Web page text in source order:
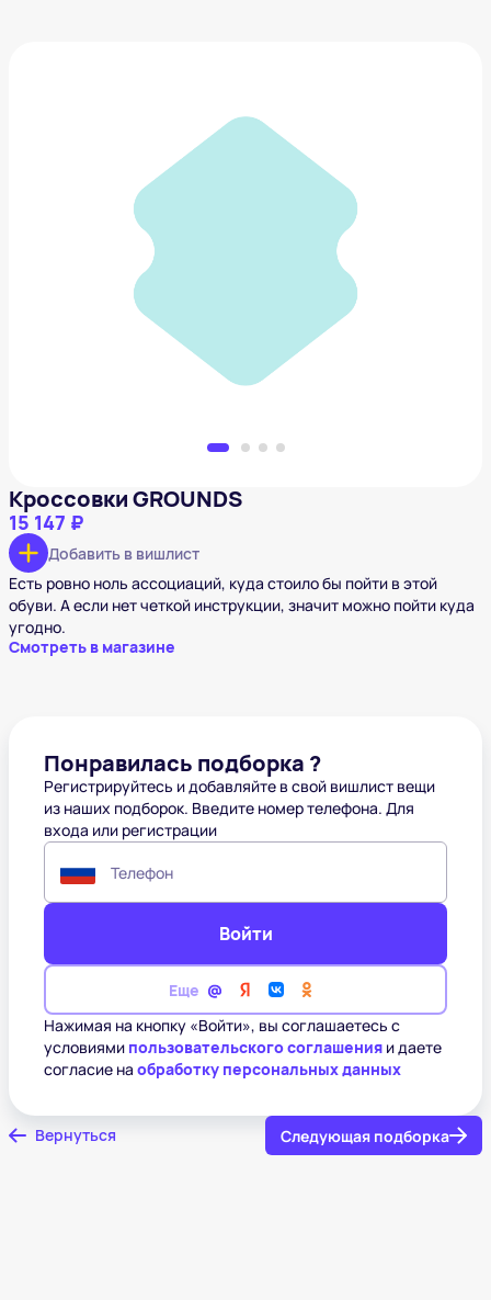
Кроссовки GROUNDS
15 147 ₽
Добавить в вишлист
Есть ровно ноль ассоциаций, куда стоило бы пойти в этой
обуви. А если нет четкой инструкции, значит можно пойти куда
угодно.
Смотреть в магазине
Понравилась подборка ?
Регистрируйтесь и добавляйте в свой вишлист вещи
из наших подборок. Введите номер телефона. Для
входа или регистрации
Телефон
Войти
Еще
Нажимая на кнопку «Войти», вы соглашаетесь с
условиями пользовательского соглашения и даете
согласие на обработку персональных данных
Вернуться Следующая подборка